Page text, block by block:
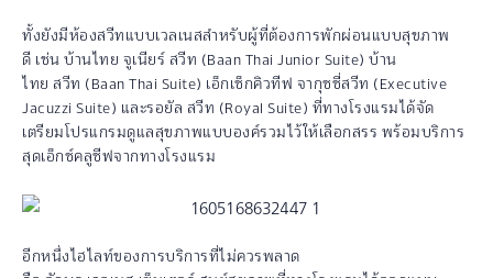
ทั้งยังมีห้องสวีทแบบเวลเนสสำหรับผู้ที่ต้องการพักผ่อนแบบสุขภาพ
ดี เช่น บ้านไทย จูเนียร์ สวีท (Baan Thai Junior Suite) บ้าน
ไทย สวีท (Baan Thai Suite) เอ็กเซ็กคิวทีฟ จากุซซี่สวีท (Executive
Jacuzzi Suite) และรอยัล สวีท (Royal Suite) ที่ทางโรงแรมได้จัด
เตรียมโปรแกรมดูแลสุขภาพแบบองค์รวมไว้ให้เลือกสรร พร้อมบริการ
สุดเอ็กซ์คลูซีฟจากทางโรงแรม
อีกหนึ่งไฮไลท์ของการบริการที่ไม่ควรพลาด